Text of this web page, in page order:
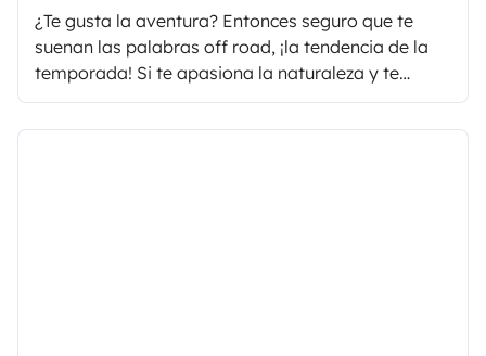
¿Te gusta la aventura? Entonces seguro que te
suenan las palabras off road, ¡la tendencia de la
temporada! Si te apasiona la naturaleza y te
encanta vivir nuevas experiencias, sigue leyendo
para descubrir qué es viajar off road y algunas de